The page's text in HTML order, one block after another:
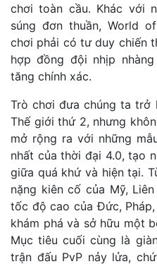
chơi toàn cầu. Khác với
súng đơn thuần, World
chơi phải có tư duy chiến
hợp đồng đội nhịp
tăng chính xác.
Trò chơi đưa chúng ta trở
Thế giới thứ 2, nhưng
mở rộng ra với những
nhất của thời đại 4.0, tạo
giữa quá khứ và hiện tại.
nặng kiên cố của Mỹ,
tốc độ cao của Đức,
khám phá và sở hữu một
Mục tiêu cuối cùng là
trận đấu PvP nảy lửa,